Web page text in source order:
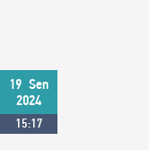
19 Sen
2024
15:17